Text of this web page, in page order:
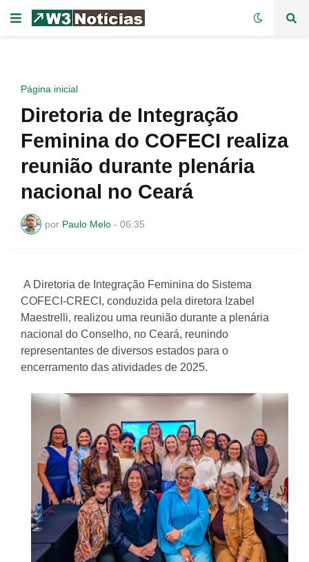
Página inicial
Diretoria de Integração
Feminina do COFECI realiza
reunião durante plenária
nacional no Ceará
por Paulo Melo - 06:35
A Diretoria de Integração Feminina do Sistema
COFECI-CRECI, conduzida pela diretora Izabel
Maestrelli, realizou uma reunião durante a plenária
nacional do Conselho, no Ceará, reunindo
representantes de diversos estados para o
encerramento das atividades de 2025.